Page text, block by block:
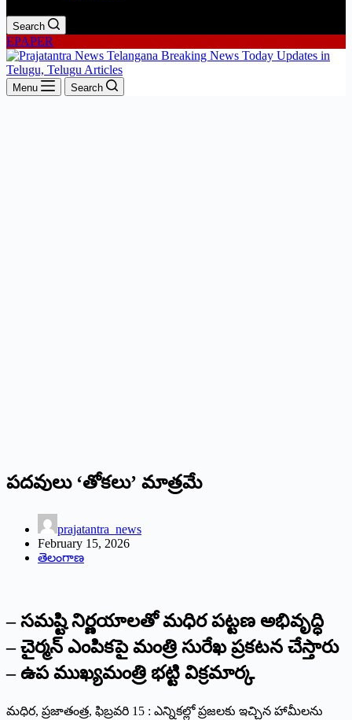
Search
EPAPER
Menu Search
పదవులు ‘తోకలు’ మాత్రమే
prajatantra_news
February 15, 2026
తెలంగాణ
– సమష్టి నిర్ణయాలతో మధిర పట్టణ అభివృద్ధి
– చైర్మన్ ఎంపికపై మంత్రి సురేఖ ప్రకటన చేస్తారు
– ఉప ముఖ్యమంత్రి భట్టి విక్రమార్క
మధిర, ప్రజాతంత్ర, ఫిబ్రవరి 15 : ఎన్నికల్లో ప్రజలకు ఇచ్చిన హామీలను